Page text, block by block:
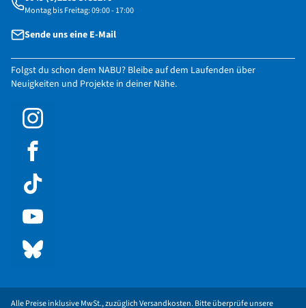
Montag bis Freitag: 09:00 - 17:00
Sende uns eine E-Mail
Folgst du schon dem NABU? Bleibe auf dem Laufenden über
Neuigkeiten und Projekte in deiner Nähe.
Alle Preise inklusive MwSt., zuzüglich Versandkosten. Bitte überprüfe unsere